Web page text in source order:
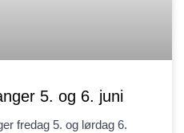
5. og 6. juni
fredag 5. og lørdag 6.